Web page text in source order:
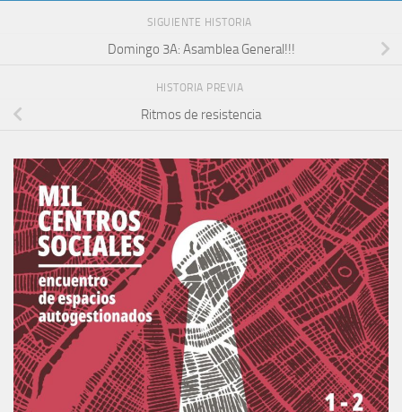
SIGUIENTE HISTORIA
Domingo 3A: Asamblea General!!!
HISTORIA PREVIA
Ritmos de resistencia